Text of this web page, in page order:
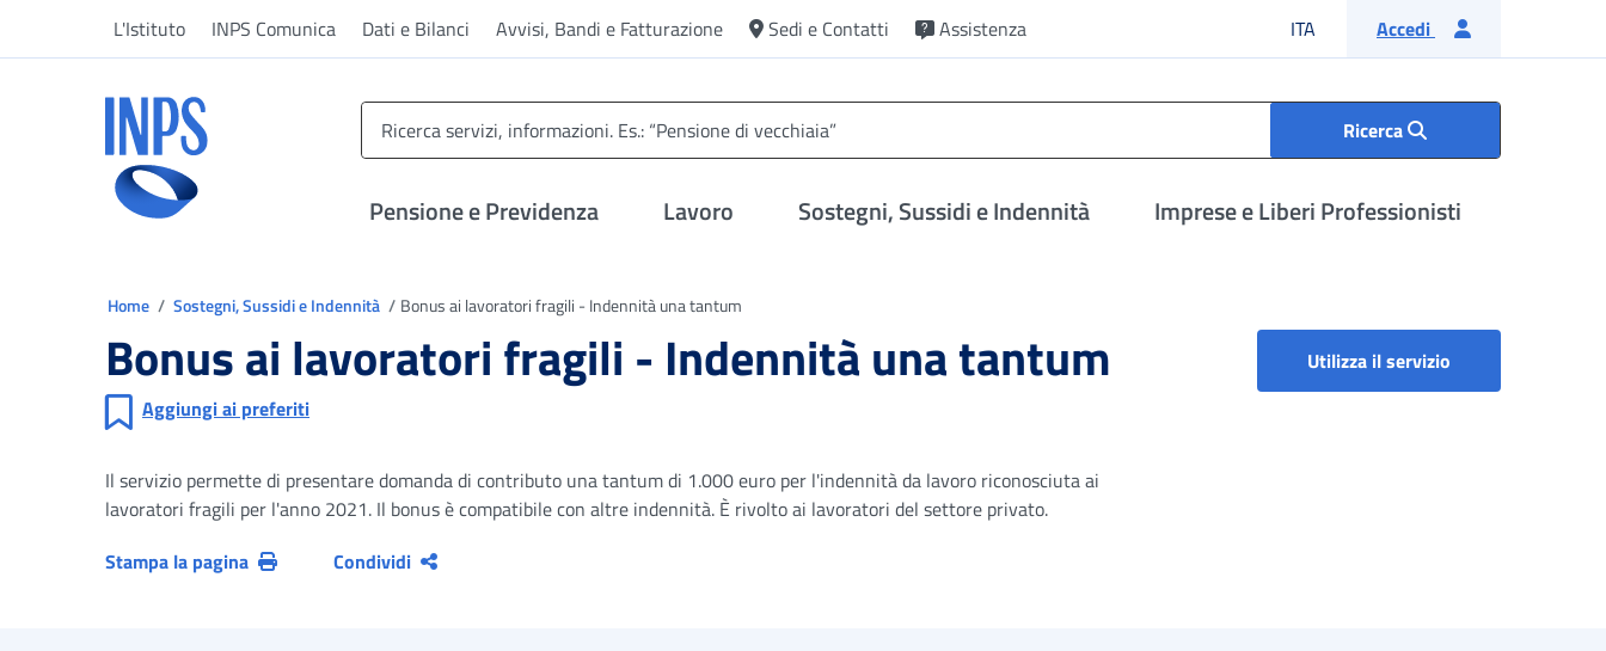
L'Istituto INPS Comunica Dati e Bilanci Avvisi, Bandi e Fatturazione Sedi e Contatti Assistenza ITA Lingua italiana
Accedi
Ricerca
Pensione e Previdenza Lavoro Sostegni, Sussidi e Indennità Imprese e Liberi Professionisti
Home Sostegni, Sussidi e Indennità Bonus ai lavoratori fragili - Indennità una tantum
Bonus ai lavoratori fragili - Indennità una tantum
Aggiungi ai preferiti
Utilizza il servizio
Il servizio permette di presentare domanda di contributo una tantum di 1.000 euro per l'indennità da lavoro riconosciuta ai
lavoratori fragili per l'anno 2021. Il bonus è compatibile con altre indennità. È rivolto ai lavoratori del settore privato.
Stampa la pagina
Condividi